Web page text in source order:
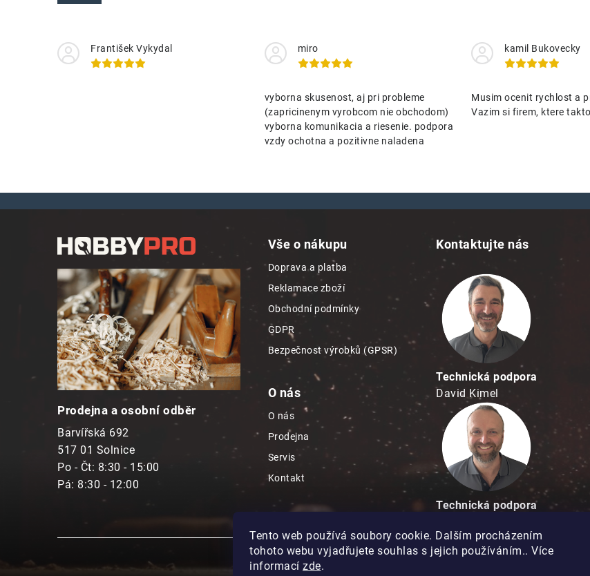
Tento web používá soubory cookie. Dalším procházením
tohoto webu vyjadřujete souhlas s jejich používáním.. Více
informací zde.
František Vykydal miro
vyborna skusenost, aj pri probleme
(zapricinenym vyrobcom nie obchodom)
vyborna komunikacia a riesenie. podpora
vzdy ochotna a pozitivne naladena
kamil Bukovecky
Musim ocenit rychlost a
Vazim si firem, ktere
Z
Prodejna a osobní odběr
Barvířská 692
517 01 Solnice
Po - Čt: 8:30 - 15:00
Pá: 8:30 - 12:00
Vše o nákupu
Doprava a platba
Reklamace zboží
Obchodní podmínky
GDPR
Bezpečnost výrobků (GPSR)
O nás
O nás
Prodejna
Servis
Kontakt
Kontaktujte nás
Technická podpora
David Kimel
Technická podpora